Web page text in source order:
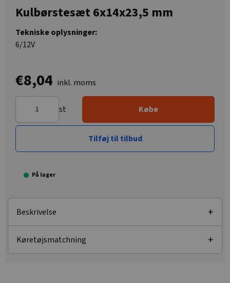
Kulbørstesæt 6x14x23,5 mm
Tekniske oplysninger:
6/12V
€8,04 inkl. moms
st Købe
Tilføj til tilbud
På lager
Beskrivelse
Køretøjsmatchning